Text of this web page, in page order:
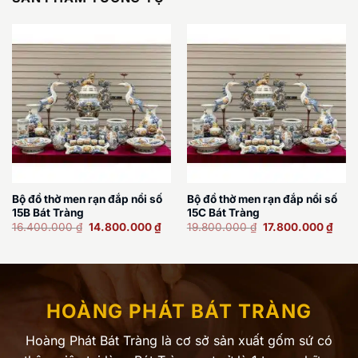
Bộ đồ thờ men rạn đắp nổi số
15B Bát Tràng
16.400.000₫ Giá
14.800.000₫Giá
hiện
14.800.000 ₫.
Bộ đồ thờ men rạn đắp nổi số
15C Bát Tràng
19.800.000₫ Giá
17.800.000₫Giá
hiện
HOÀNG PHÁT BÁT TRÀNG
Hoàng Phát Bát Tràng là cơ sở sản xuất gốm sứ có